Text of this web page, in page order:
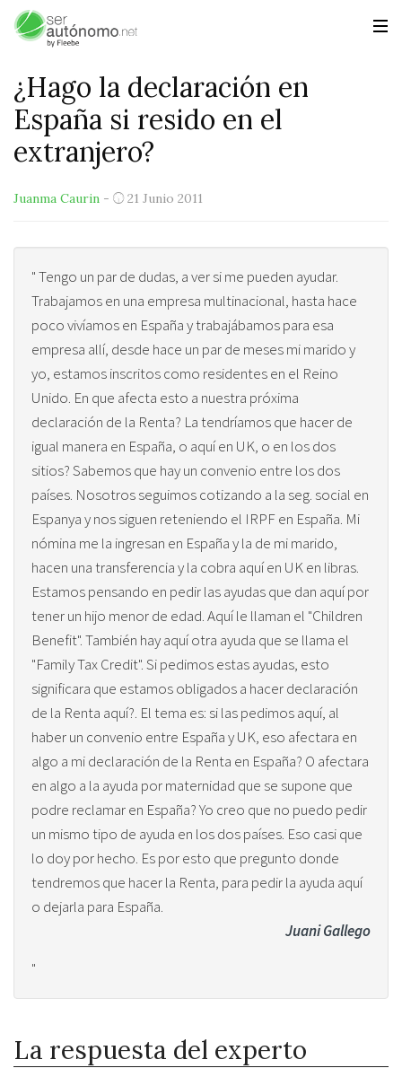
¿Hago la declaración en
España si resido en el
extranjero?
Juanma Caurin - 21 Junio 2011
" Tengo un par de dudas, a ver si me pueden ayudar.
Trabajamos en una empresa multinacional, hasta hace
poco vivíamos en España y trabajábamos para esa
empresa allí, desde hace un par de meses mi marido y
yo, estamos inscritos como residentes en el Reino
Unido. En que afecta esto a nuestra próxima
declaración de la Renta? La tendríamos que hacer de
igual manera en España, o aquí en UK, o en los dos
sitios? Sabemos que hay un convenio entre los dos
países. Nosotros seguimos cotizando a la seg. social en
Espanya y nos siguen reteniendo el IRPF en España. Mi
nómina me la ingresan en España y la de mi marido,
hacen una transferencia y la cobra aquí en UK en libras.
Estamos pensando en pedir las ayudas que dan aquí por
tener un hijo menor de edad. Aquí le llaman el "Children
Benefit". También hay aquí otra ayuda que se llama el
"Family Tax Credit". Si pedimos estas ayudas, esto
significara que estamos obligados a hacer declaración
de la Renta aquí?. El tema es: si las pedimos aquí, al
haber un convenio entre España y UK, eso afectara en
algo a mi declaración de la Renta en España? O afectara
en algo a la ayuda por maternidad que se supone que
podre reclamar en España? Yo creo que no puedo pedir
un mismo tipo de ayuda en los dos países. Eso casi que
lo doy por hecho. Es por esto que pregunto donde
tendremos que hacer la Renta, para pedir la ayuda aquí
o dejarla para España.
Juani Gallego
"
La respuesta del experto